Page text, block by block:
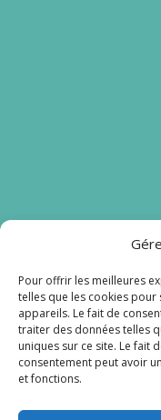
Pour offrir les meilleures
telles que les cookies
appareils. Le fait de
traiter des données telles
uniques sur ce site. Le fait
consentement peut avoir
et fonctions.
Nos liens
Mentions légales
Lien admin